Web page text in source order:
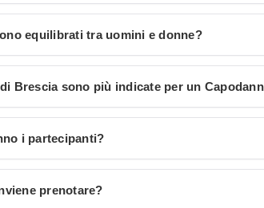
equilibrati tra uomini e donne?
Brescia sono più indicate per un
i partecipanti?
prenotare?